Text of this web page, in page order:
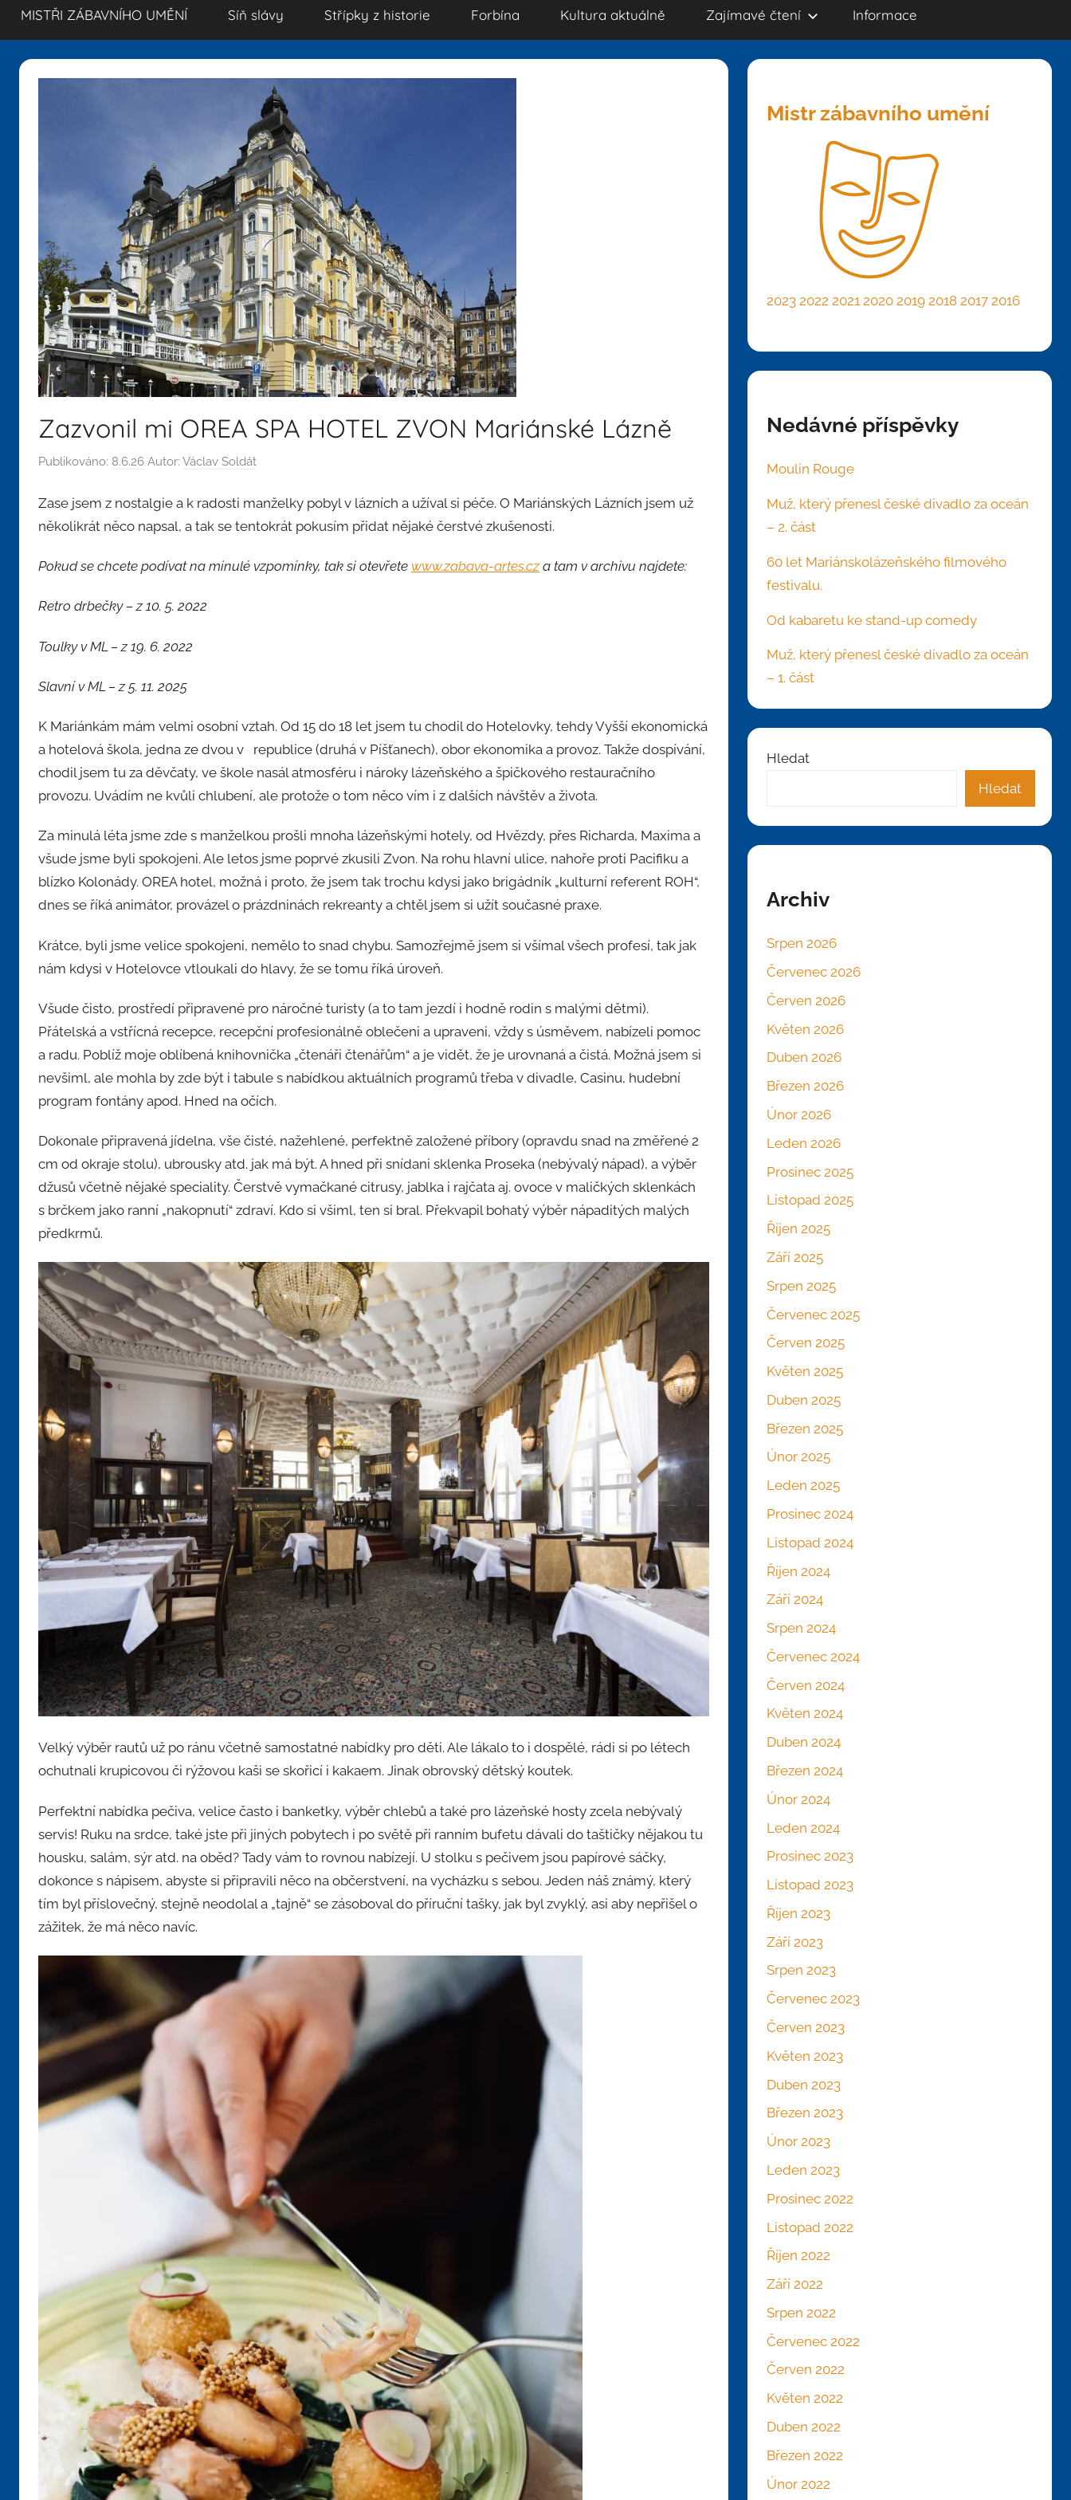
MISTŘI ZÁBAVNÍHO UMĚNÍ Síň slávy Střípky z historie Forbína Kultura aktuálně Zajímavé čtení Informace
Zazvonil mi OREA SPA HOTEL ZVON Mariánské Lázně
Publikováno: 8.6.26 Autor: Václav Soldát
Zase jsem z nostalgie a k radosti manželky pobyl v lázních a užíval si péče. O Mariánských Lázních jsem už
několikrát něco napsal, a tak se tentokrát pokusím přidat nějaké čerstvé zkušenosti.
Pokud se chcete podívat na minulé vzpomínky, tak si otevřete www.zabava-artes.cz a tam v archivu najdete:
Retro drbečky – z 10. 5. 2022
Toulky v ML – z 19. 6. 2022
Slavní v ML – z 5. 11. 2025
K Mariánkám mám velmi osobní vztah. Od 15 do 18 let jsem tu chodil do Hotelovky, tehdy Vyšší ekonomická
a hotelová škola, jedna ze dvou v republice (druhá v Píšťanech), obor ekonomika a provoz. Takže dospívání,
chodil jsem tu za děvčaty, ve škole nasál atmosféru i nároky lázeňského a špičkového restauračního
provozu. Uvádím ne kvůli chlubení, ale protože o tom něco vím i z dalších návštěv a života.
Za minulá léta jsme zde s manželkou prošli mnoha lázeňskými hotely, od Hvězdy, přes Richarda, Maxima a
všude jsme byli spokojeni. Ale letos jsme poprvé zkusili Zvon. Na rohu hlavní ulice, nahoře proti Pacifiku a
blízko Kolonády. OREA hotel, možná i proto, že jsem tak trochu kdysi jako brigádník „kulturní referent ROH“,
dnes se říká animátor, provázel o prázdninách rekreanty a chtěl jsem si užít současné praxe.
Krátce, byli jsme velice spokojeni, nemělo to snad chybu. Samozřejmě jsem si všímal všech profesí, tak jak
nám kdysi v Hotelovce vtloukali do hlavy, že se tomu říká úroveň.
Všude čisto, prostředí připravené pro náročné turisty (a to tam jezdí i hodně rodin s malými dětmi).
Přátelská a vstřícná recepce, recepční profesionálně oblečeni a upraveni, vždy s úsměvem, nabízeli pomoc
a radu. Poblíž moje oblíbená knihovnička „čtenáři čtenářům“ a je vidět, že je urovnaná a čistá. Možná jsem si
nevšiml, ale mohla by zde být i tabule s nabídkou aktuálních programů třeba v divadle, Casinu, hudební
program fontány apod. Hned na očích.
Dokonale připravená jídelna, vše čisté, nažehlené, perfektně založené příbory (opravdu snad na změřené 2
cm od okraje stolu), ubrousky atd. jak má být. A hned při snídani sklenka Proseka (nebývalý nápad), a výběr
džusů včetně nějaké speciality. Čerstvě vymačkané citrusy, jablka i rajčata aj. ovoce v maličkých sklenkách
s brčkem jako ranní „nakopnutí“ zdraví. Kdo si všiml, ten si bral. Překvapil bohatý výběr nápaditých malých
předkrmů.
Velký výběr rautů už po ránu včetně samostatné nabídky pro děti. Ale lákalo to i dospělé, rádi si po létech
ochutnali krupicovou či rýžovou kaši se skořicí i kakaem. Jinak obrovský dětský koutek.
Perfektní nabídka pečiva, velice často i banketky, výběr chlebů a také pro lázeňské hosty zcela nebývalý
servis! Ruku na srdce, také jste při jiných pobytech i po světě při ranním bufetu dávali do taštičky nějakou tu
housku, salám, sýr atd. na oběd? Tady vám to rovnou nabízejí. U stolku s pečivem jsou papírové sáčky,
dokonce s nápisem, abyste si připravili něco na občerstvení, na vycházku s sebou. Jeden náš známý, který
tím byl příslovečný, stejně neodolal a „tajně“ se zásoboval do příruční tašky, jak byl zvyklý, asi aby nepřišel o
zážitek, že má něco navíc.
Mistr zábavního umění
2023 2022 2021 2020 2019 2018 2017 2016
Nedávné příspěvky
Moulin Rouge
Muž, který přenesl české divadlo za oceán
– 2. část
60 let Mariánskolázeňského filmového
festivalu.
Od kabaretu ke stand-up comedy
Muž, který přenesl české divadlo za oceán
– 1. část
Hledat
Hledat
Archiv
Srpen 2026
Červenec 2026
Červen 2026
Květen 2026
Duben 2026
Březen 2026
Únor 2026
Leden 2026
Prosinec 2025
Listopad 2025
Říjen 2025
Září 2025
Srpen 2025
Červenec 2025
Červen 2025
Květen 2025
Duben 2025
Březen 2025
Únor 2025
Leden 2025
Prosinec 2024
Listopad 2024
Říjen 2024
Září 2024
Srpen 2024
Červenec 2024
Červen 2024
Květen 2024
Duben 2024
Březen 2024
Únor 2024
Leden 2024
Prosinec 2023
Listopad 2023
Říjen 2023
Září 2023
Srpen 2023
Červenec 2023
Červen 2023
Květen 2023
Duben 2023
Březen 2023
Únor 2023
Leden 2023
Prosinec 2022
Listopad 2022
Říjen 2022
Září 2022
Srpen 2022
Červenec 2022
Červen 2022
Květen 2022
Duben 2022
Březen 2022
Únor 2022